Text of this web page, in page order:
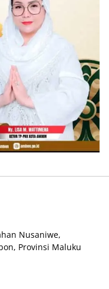
Nusaniwe,
Provinsi Maluku